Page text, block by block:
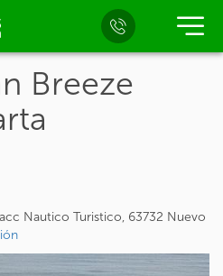
Breeze
Nautico Turistico, 63732 Nuevo